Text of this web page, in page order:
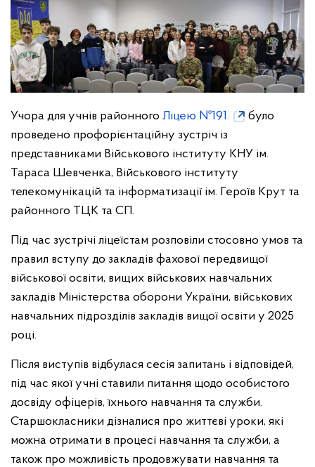
Учора для учнів районного Ліцею №191
було
проведено профорієнтаційну зустріч із
представниками Військового інституту КНУ ім.
Тараса Шевченка, Військового інституту
телекомунікацій та інформатизації ім. Героїв Крут та
районного ТЦК та СП.
Під час зустрічі ліцеїстам розповіли стосовно умов та
правил вступу до закладів фахової передвищої
військової освіти, вищих військових навчальних
закладів Міністерства оборони України, військових
навчальних підрозділів закладів вищої освіти у 2025
році.
Після виступів відбулася сесія запитань і відповідей,
під час якої учні ставили питання щодо особистого
досвіду офіцерів, їхнього навчання та служби.
Старшокласники дізналися про життєві уроки, які
можна отримати в процесі навчання та служби, а
також про можливість продовжувати навчання та